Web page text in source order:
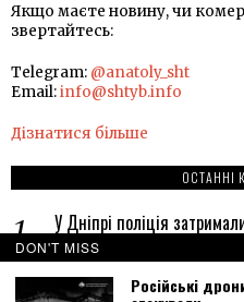
Якщо маєте новину, чи
звертайтесь:
Telegram: @anatoly_sht
Email:info@shtyb.info
Дізнатися більше
ОСТАННІ
У Дніпрі поліція
вбивстві через борг - Штиб
У Дніпрі на АЗС виявили
DON'T MISS
Російські